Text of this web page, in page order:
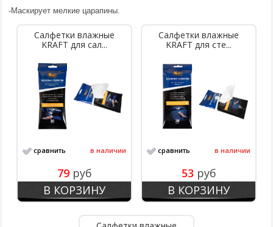
-Маскирует мелкие царапины.
Салфетки влажные
KRAFT для сал...
сравнить в наличии
79 руб
В КОРЗИНУ
Салфетки влажные
KRAFT для сте...
сравнить в наличии
53 руб
В КОРЗИНУ